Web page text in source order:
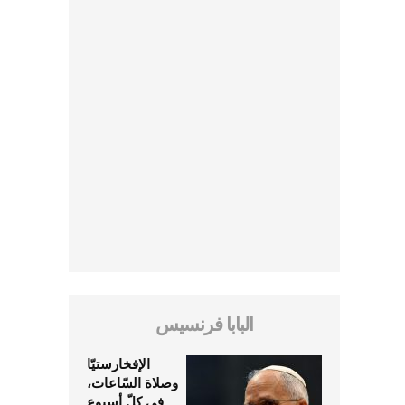
البابا فرنسيس
الإفخارستيّا
وصلاة السّاعات،